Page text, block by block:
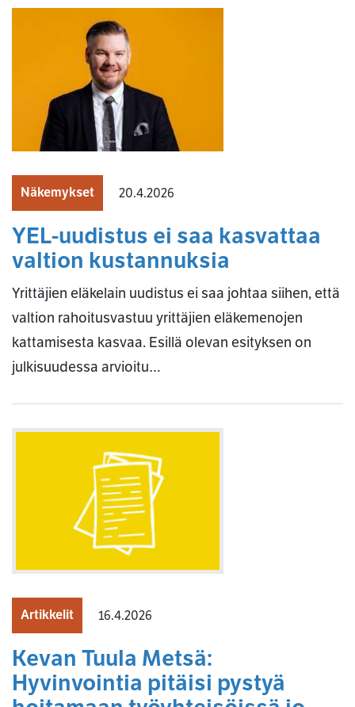
Näkemykset 20.4.2026
YEL-uudistus ei saa kasvattaa
valtion kustannuksia
Yrittäjien eläkelain uudistus ei saa johtaa siihen, että
valtion rahoitusvastuu yrittäjien eläkemenojen
kattamisesta kasvaa. Esillä olevan esityksen on
julkisuudessa arvioitu…
Artikkelit 16.4.2026
Kevan Tuula Metsä:
Hyvinvointia pitäisi pystyä